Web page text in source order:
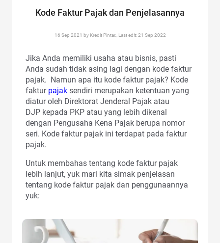
Kode Faktur Pajak dan Penjelasannya
16 Sep 2021 by Kredit Pintar., Last edit: 21 Sep 2022
Jika Anda memiliki usaha atau bisnis, pasti
Anda sudah tidak asing lagi dengan kode faktur
pajak. Namun apa itu kode faktur pajak? Kode
faktur pajak sendiri merupakan ketentuan yang
diatur oleh Direktorat Jenderal Pajak atau
DJP kepada PKP atau yang lebih dikenal
dengan Pengusaha Kena Pajak berupa nomor
seri. Kode faktur pajak ini terdapat pada faktur
pajak.
Untuk membahas tentang kode faktur pajak
lebih lanjut, yuk mari kita simak penjelasan
tentang kode faktur pajak dan penggunaannya
yuk: